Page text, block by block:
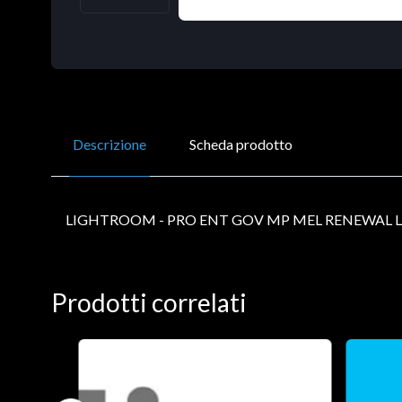
Descrizione Scheda prodotto
LIGHTROOM - PRO ENT GOV MP MEL RENEWAL
Prodotti correlati